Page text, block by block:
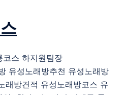
코스 하지원팀장
유성노래방추천 유성노래방
래방견적 유성노래방코스 유